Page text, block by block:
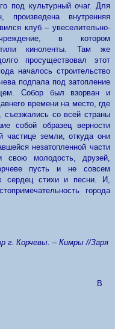
под культурный очаг. Для
внутренняя
клуб – увеселительно-
учреждение, в котором
киноленты. Там же
просуществовал этот
началось строительство
подпала под затопление
Собор был взорван и
времени на место, где
съезжались со всей страны
собой образец верности
частице земли, откуда они
незатопленной части
свою молодость, друзей,
пусть и не совсем
сердец стихи и песни. И,
города
г. Корчевы. – Кимры //Заря
В